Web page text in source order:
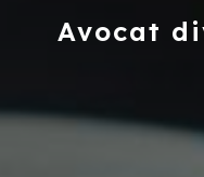
Avocat